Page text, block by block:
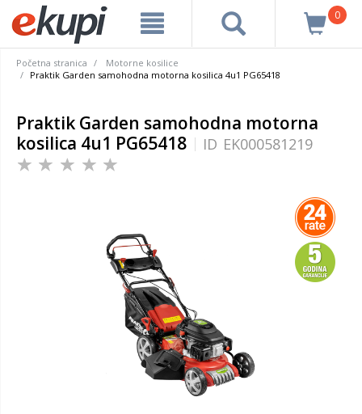
0
Početna stranica
Motorne kosilice
Praktik Garden samohodna motorna kosilica 4u1 PG65418
Praktik Garden samohodna motorna
kosilica 4u1 PG65418
ID EK000581219